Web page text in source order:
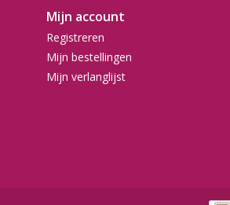
Mijn account
Registreren
Mijn bestellingen
Mijn verlanglijst